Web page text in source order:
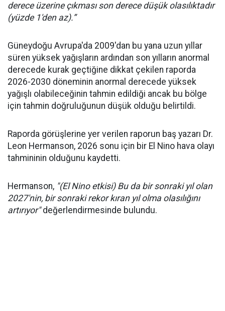
derece üzerine çıkması son derece düşük olasılıktadır
(yüzde 1'den az).”
Güneydoğu Avrupa'da 2009'dan bu yana uzun yıllar
süren yüksek yağışların ardından son yılların anormal
derecede kurak geçtiğine dikkat çekilen raporda
2026-2030 döneminin anormal derecede yüksek
yağışlı olabileceğinin tahmin edildiği ancak bu bölge
için tahmin doğruluğunun düşük olduğu belirtildi.
Raporda görüşlerine yer verilen raporun baş yazarı Dr.
Leon Hermanson, 2026 sonu için bir El Nino hava olayı
tahmininin olduğunu kaydetti.
Hermanson, "(El Nino etkisi) Bu da bir sonraki yıl olan
2027'nin, bir sonraki rekor kıran yıl olma olasılığını
artırıyor"değerlendirmesinde bulundu.